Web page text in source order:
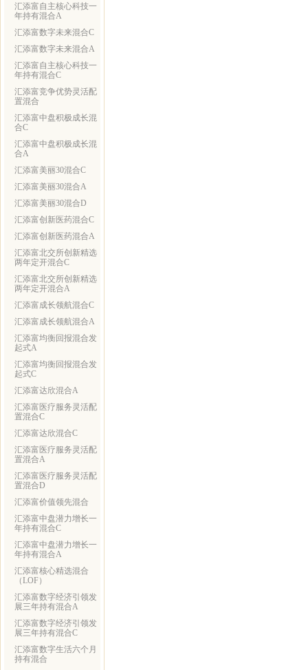
汇添富自主核心科技一
年持有混合A
汇添富数字未来混合C
汇添富数字未来混合A
汇添富自主核心科技一
年持有混合C
汇添富竞争优势灵活配
置混合
汇添富中盘积极成长混
合C
汇添富中盘积极成长混
合A
汇添富美丽30混合C
汇添富美丽30混合A
汇添富美丽30混合D
汇添富创新医药混合C
汇添富创新医药混合A
汇添富北交所创新精选
两年定开混合C
汇添富北交所创新精选
两年定开混合A
汇添富成长领航混合C
汇添富成长领航混合A
汇添富均衡回报混合发
起式A
汇添富均衡回报混合发
起式C
汇添富达欣混合A
汇添富医疗服务灵活配
置混合C
汇添富达欣混合C
汇添富医疗服务灵活配
置混合A
汇添富医疗服务灵活配
置混合D
汇添富价值领先混合
汇添富中盘潜力增长一
年持有混合C
汇添富中盘潜力增长一
年持有混合A
汇添富核心精选混合
（LOF）
汇添富数字经济引领发
展三年持有混合A
汇添富数字经济引领发
展三年持有混合C
汇添富数字生活六个月
持有混合